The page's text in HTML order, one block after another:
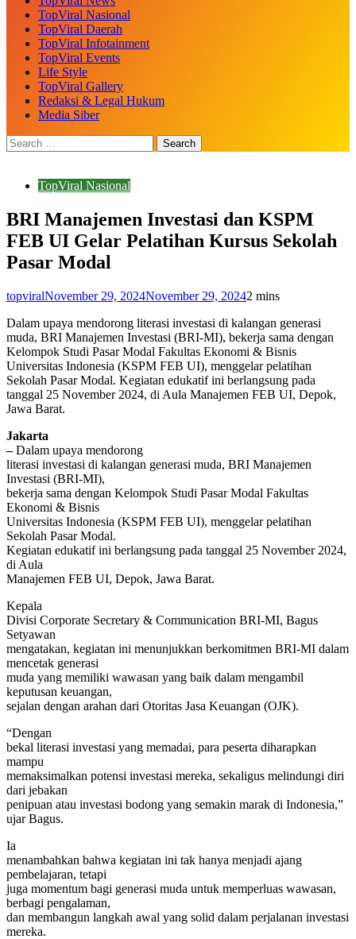
TopViral Nasional
TopViral Daerah
TopViral Infotainment
TopViral Events
Life Style
TopViral Gallery
Redaksi & Legal Hukum
Media Siber
TopViral Nasional
BRI Manajemen Investasi dan KSPM
FEB UI Gelar Pelatihan Kursus Sekolah
Pasar Modal
topviralNovember 29, 2024November 29, 20242 mins
Dalam upaya mendorong literasi investasi di kalangan generasi
muda, BRI Manajemen Investasi (BRI-MI), bekerja sama dengan
Kelompok Studi Pasar Modal Fakultas Ekonomi & Bisnis
Universitas Indonesia (KSPM FEB UI), menggelar pelatihan
Sekolah Pasar Modal. Kegiatan edukatif ini berlangsung pada
tanggal 25 November 2024, di Aula Manajemen FEB UI, Depok,
Jawa Barat.
Jakarta
–Dalam upaya mendorong
literasi investasi di kalangan generasi muda, BRI Manajemen
Investasi (BRI-MI),
bekerja sama dengan Kelompok Studi Pasar Modal Fakultas
Ekonomi & Bisnis
Universitas Indonesia (KSPM FEB UI), menggelar pelatihan
Sekolah Pasar Modal.
Kegiatan edukatif ini berlangsung pada tanggal 25 November 2024,
di Aula
Manajemen FEB UI, Depok, Jawa Barat.
Kepala
Divisi Corporate Secretary & Communication BRI-MI, Bagus
Setyawan
mengatakan, kegiatan ini menunjukkan berkomitmen BRI-MI dalam
mencetak generasi
muda yang memiliki wawasan yang baik dalam mengambil
keputusan keuangan,
sejalan dengan arahan dari Otoritas Jasa Keuangan (OJK).
“Dengan
bekal literasi investasi yang memadai, para peserta diharapkan
mampu
memaksimalkan potensi investasi mereka, sekaligus melindungi diri
dari jebakan
penipuan atau investasi bodong yang semakin marak di Indonesia,”
ujar Bagus.
Ia
menambahkan bahwa kegiatan ini tak hanya menjadi ajang
pembelajaran, tetapi
juga momentum bagi generasi muda untuk memperluas wawasan,
berbagi pengalaman,
dan membangun langkah awal yang solid dalam perjalanan investasi
mereka.